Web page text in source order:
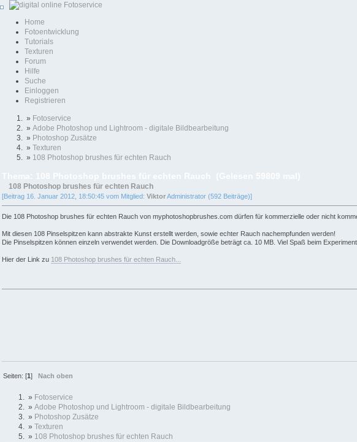
Home
Fotoentwicklung
Tutorials
Texturen
Forum
Hilfe
Suche
Einloggen
Registrieren
» Fotoservice
» Adobe Photoshop und Lightroom - digitale Bildbearbeitung
» Photoshop Zusätze
» Texturen
» 108 Photoshop brushes für echten Rauch
108 Photoshop brushes für echten Rauch
[Beitrag 16. Januar 2012, 18:50:45 vom Mitglied: ViktorAdministrator (592 Beiträge)]
Die 108 Photoshop brushes für echten Rauch von myphotoshopbrushes.com dürfen für kommerzielle oder nicht
Mit diesen 108 Pinselspitzen kann abstrakte Kunst erstellt werden, sowie echter Rauch nachempfunden werden!
Die Pinselspitzen können einzeln verwendet werden. Die Downloadgröße beträgt ca. 10 MB. Viel Spaß beim
Hier der Link zu 108 Photoshop brushes für echten Rauch...
Seiten: [1]Nach oben
» Fotoservice
» Adobe Photoshop und Lightroom - digitale Bildbearbeitung
» Photoshop Zusätze
» Texturen
» 108 Photoshop brushes für echten Rauch